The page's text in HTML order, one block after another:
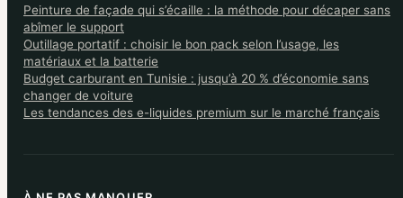
Peinture de façade qui s’écaille : la méthode pour décaper sans
abîmer le support
Outillage portatif : choisir le bon pack selon l’usage, les
matériaux et la batterie
Budget carburant en Tunisie : jusqu’à 20 % d’économie sans
changer de voiture
Les tendances des e-liquides premium sur le marché français